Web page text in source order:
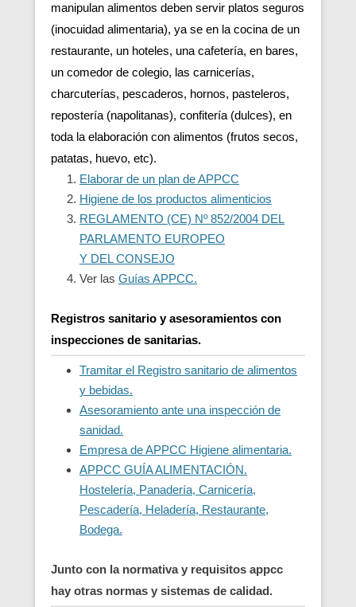
manipulan alimentos deben servir platos seguros
(inocuidad alimentaria), ya se en la cocina de un
restaurante, un hoteles, una cafetería, en bares,
un comedor de colegio, las carnicerías,
charcuterías, pescaderos, hornos, pasteleros,
repostería (napolitanas), confitería (dulces), en
toda la elaboración con alimentos (frutos secos,
patatas, huevo, etc).
Elaborar de un plan de APPCC
Higiene de los productos alimenticios
REGLAMENTO (CE) Nº 852/2004 DEL
PARLAMENTO EUROPEO
Y DEL CONSEJO
Ver las Guías APPCC.
Registros sanitario y asesoramientos con
inspecciones de sanitarias.
Tramitar el Registro sanitario de alimentos
y bebidas.
Asesoramiento ante una inspección de
sanidad.
Empresa de APPCC Higiene alimentaria.
APPCC GUÍA ALIMENTACIÓN.
Hostelería, Panadería, Carnicería,
Pescadería, Heladería, Restaurante,
Bodega.
Junto con la normativa y requisitos appcc
hay otras normas y sistemas de calidad.